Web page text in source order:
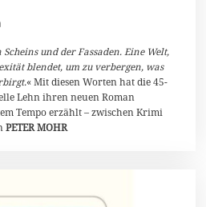
Scheins und der Fassaden. Eine Welt,
blendet, um zu verbergen, was
« Mit diesen Worten hat die 45-
Lehn ihren neuen Roman
Tempo erzählt – zwischen Krimi
PETER MOHR